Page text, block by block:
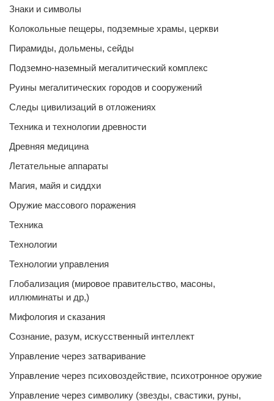
Знаки и символы
Колокольные пещеры, подземные храмы, церкви
Пирамиды, дольмены, сейды
Подземно-наземный мегалитический комплекс
Руины мегалитических городов и сооружений
Следы цивилизаций в отложениях
Техника и технологии древности
Древняя медицина
Летательные аппараты
Магия, майя и сиддхи
Оружие массового поражения
Техника
Технологии
Технологии управления
Глобализация (мировое правительство, масоны,
иллюминаты и др,)
Мифология и сказания
Сознание, разум, искусственный интеллект
Управление через затваривание
Управление через психовоздействие, психотронное оружие
Управление через символику (звезды, свастики, руны,